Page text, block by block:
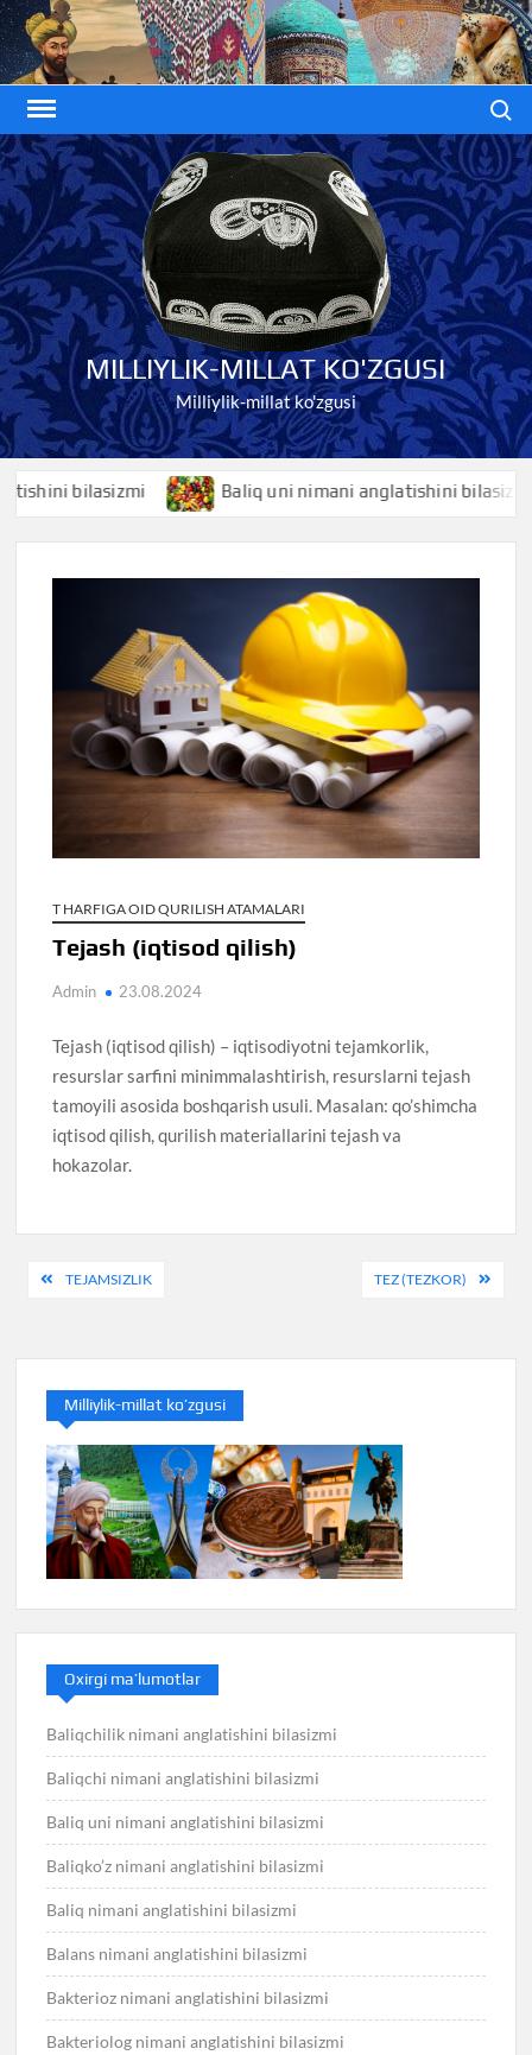
Skip
to
content
MILLIYLIK-MILLAT KO'ZGUSI
Milliylik-millat ko'zgusi
bilasizmi Baliq uni nimani anglatishini bilasizmi
T HARFIGA OID QURILISH ATAMALARI
Tejash (iqtisod qilish)
Admin 23.08.2024
Tejash (iqtisod qilish) – iqtisodiyotni tejamkorlik,
resurslar sarfini minimmalashtirish, resurslarni tejash
tamoyili asosida boshqarish usuli. Masalan: qo’shimcha
iqtisod qilish, qurilish materiallarini tejash va
hokazolar.
PostTEJAMSIZLIK TEZ (TEZKOR)
Milliylik-millat ko’zgusi
Oxirgi ma’lumotlar
Baliqchilik nimani anglatishini bilasizmi
Baliqchi nimani anglatishini bilasizmi
Baliq uni nimani anglatishini bilasizmi
Baliqko’z nimani anglatishini bilasizmi
Baliq nimani anglatishini bilasizmi
Balans nimani anglatishini bilasizmi
Bakterioz nimani anglatishini bilasizmi
Bakteriolog nimani anglatishini bilasizmi